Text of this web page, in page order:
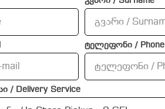
ტელეფონი / Phone
/ Delivery Service